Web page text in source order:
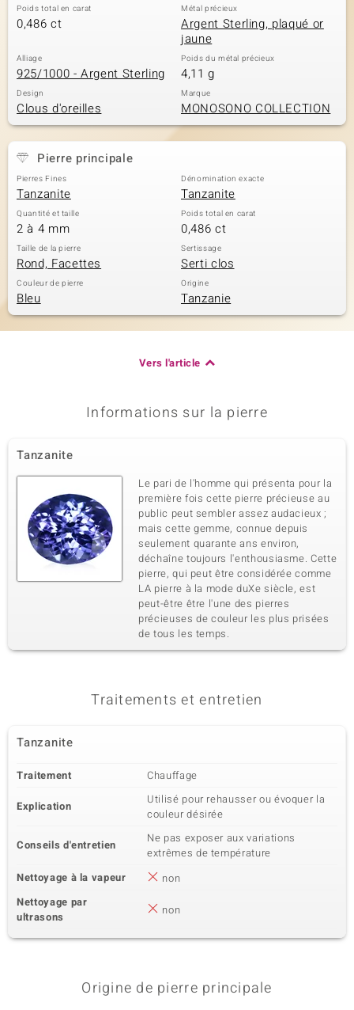
Poids total en carat
0,486 ct
Métal précieux
Argent Sterling, plaqué or
jaune
Alliage
925/1000 - Argent Sterling
Poids du métal précieux
4,11 g
Design
Clous d'oreilles
Marque
MONOSONO COLLECTION
Pierre principale
Pierres Fines
Tanzanite
Dénomination exacte
Tanzanite
Quantité et taille
2 à 4 mm
Poids total en carat
0,486 ct
Taille de la pierre
Rond, Facettes
Sertissage
Serti clos
Couleur de pierre
Bleu
Origine
Tanzanie
Vers l'article
Informations sur la pierre
Tanzanite
Le pari de l'homme qui présenta pour la
première fois cette pierre précieuse au
public peut sembler assez audacieux ;
mais cette gemme, connue depuis
seulement quarante ans environ,
déchaîne toujours l'enthousiasme. Cette
pierre, qui peut être considérée comme
LA pierre à la mode duXe siècle, est
peut-être être l'une des pierres
précieuses de couleur les plus prisées
de tous les temps.
Traitements et entretien
Tanzanite
Traitement Chauffage
Explication
Utilisé pour rehausser ou évoquer la
couleur désirée
Conseils d'entretien
Ne pas exposer aux variations
extrêmes de température
Nettoyage à la vapeur
non
Nettoyage par
ultrasons
non
Origine de pierre principale